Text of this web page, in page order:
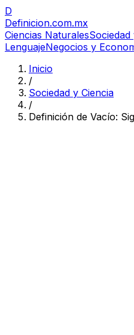
D
Definicion.com.mx
Ciencias NaturalesSociedad
LenguajeNegocios y
Inicio
/
Sociedad y Ciencia
/
Definición de Vacío: